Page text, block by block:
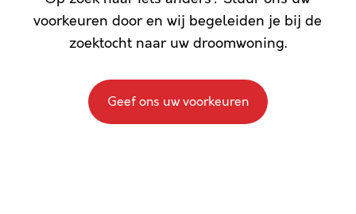
voorkeuren door en wij begeleiden je bij de
zoektocht naar uw droomwoning.
Geef ons uw voorkeuren